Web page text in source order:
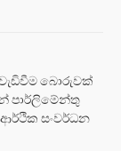
වැඩිවීම බොරුවක්
පාර්ලිමේන්තු
සංවර්ධන